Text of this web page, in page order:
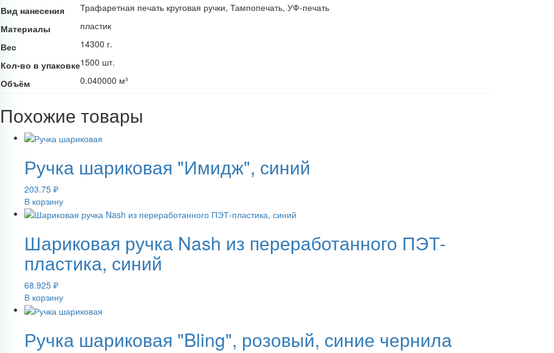
Вид нанесения
Трафаретная печать круговая ручки, Тампопечать, УФ-печать
Материалы
пластик
Вес
14300 г.
Кол-во в упаковке1500 шт.
Объём
0.040000 м³
Похожие товары
Ручка шариковая "Имидж", синий
203.75 ₽
В корзину
Шариковая ручка Nash из переработанного ПЭТ-
пластика, синий
68.925 ₽
В корзину
Ручка шариковая "Bling", розовый, синие чернила